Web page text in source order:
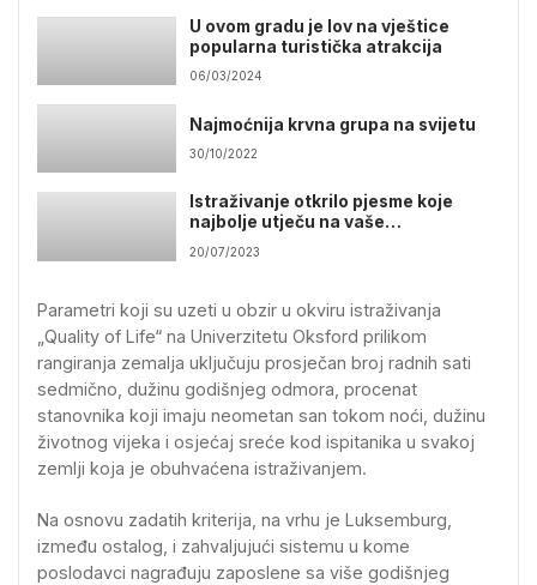
U ovom gradu je lov na vještice
popularna turistička atrakcija
06/03/2024
Najmoćnija krvna grupa na svijetu
30/10/2022
Istraživanje otkrilo pjesme koje
najbolje utječu na vaše
raspoloženje
20/07/2023
Parametri koji su uzeti u obzir u okviru istraživanja
„Quality of Life“ na Univerzitetu Oksford prilikom
rangiranja zemalja uključuju prosječan broj radnih sati
sedmično, dužinu godišnjeg odmora, procenat
stanovnika koji imaju neometan san tokom noći, dužinu
životnog vijeka i osjećaj sreće kod ispitanika u svakoj
zemlji koja je obuhvaćena istraživanjem.
Na osnovu zadatih kriterija, na vrhu je Luksemburg,
između ostalog, i zahvaljujući sistemu u kome
poslodavci nagrađuju zaposlene sa više godišnjeg